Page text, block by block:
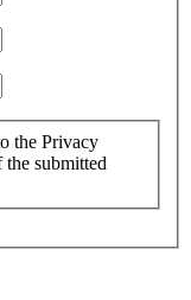
submitted